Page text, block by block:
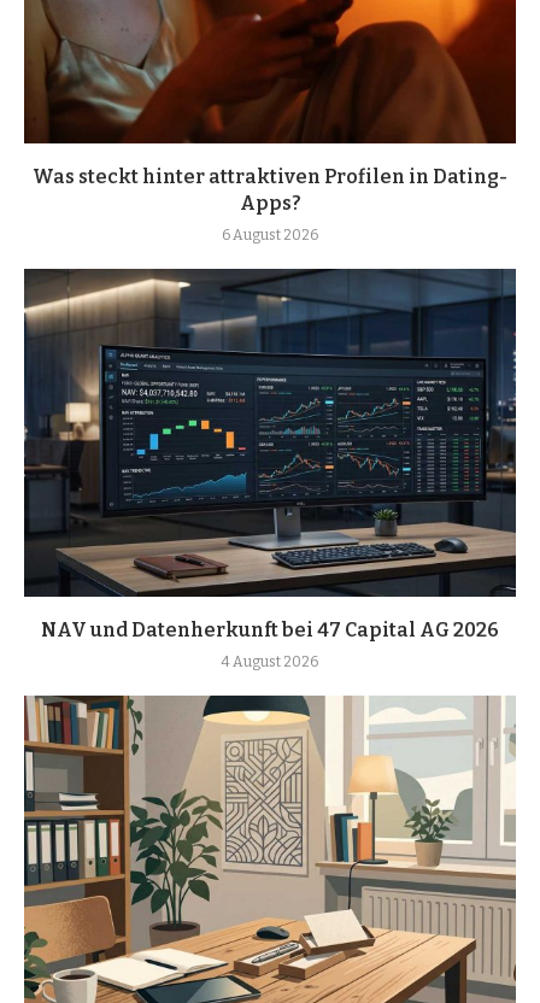
Was steckt hinter attraktiven Profilen in Dating-
Apps?
6 August 2026
NAV und Datenherkunft bei 47 Capital AG 2026
4 August 2026